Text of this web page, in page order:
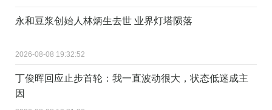
永和豆浆创始人林炳生去世 业界灯塔陨落
2026-08-08 19:32:52
丁俊晖回应止步首轮：我一直波动很大，状态低迷成主
因